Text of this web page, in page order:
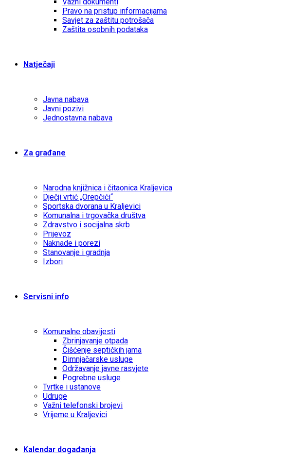
Pravo na pristup informacijama
Savjet za zaštitu potrošača
Zaštita osobnih podataka
Natječaji
Javna nabava
Javni pozivi
Jednostavna nabava
Za građane
Narodna knjižnica i čitaonica Kraljevica
Dječji vrtić „Orepčići“
Sportska dvorana u Kraljevici
Komunalna i trgovačka društva
Zdravstvo i socijalna skrb
Prijevoz
Naknade i porezi
Stanovanje i gradnja
Izbori
Servisni info
Komunalne obavijesti
Zbrinjavanje otpada
Čišćenje septičkih jama
Dimnjačarske usluge
Održavanje javne rasvjete
Pogrebne usluge
Tvrtke i ustanove
Udruge
Važni telefonski brojevi
Vrijeme u Kraljevici
Kalendar događanja